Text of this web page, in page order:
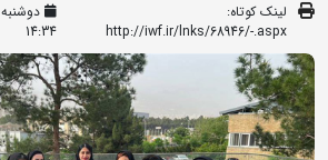
لینک کوتاه:
http://iwf.ir/lnks/68946/-.aspx
دوشنبه ۲۵ اردیبهشت ۱۴۰۲
14:34